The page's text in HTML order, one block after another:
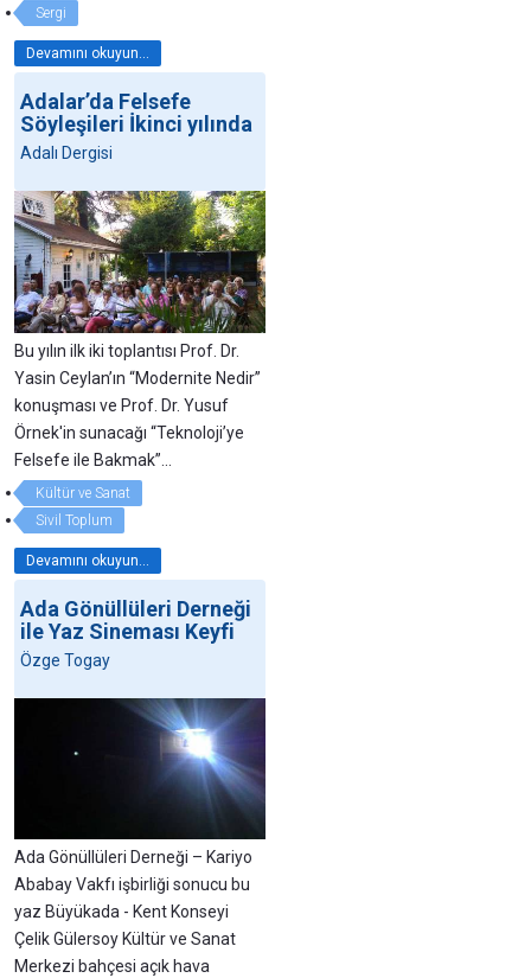
Sergi
Devamını okuyun...
Adalar’da Felsefe
Söyleşileri İkinci yılında
Adalı Dergisi
Bu yılın ilk iki toplantısı Prof. Dr.
Yasin Ceylan’ın “Modernite Nedir”
konuşması ve Prof. Dr. Yusuf
Örnek'in sunacağı “Teknoloji’ye
Felsefe ile Bakmak”...
Kültür ve Sanat
Sivil Toplum
Devamını okuyun...
Ada Gönüllüleri Derneği
ile Yaz Sineması Keyfi
Özge Togay
Ada Gönüllüleri Derneği – Kariyo
Ababay Vakfı işbirliği sonucu bu
yaz Büyükada - Kent Konseyi
Çelik Gülersoy Kültür ve Sanat
Merkezi bahçesi açık hava